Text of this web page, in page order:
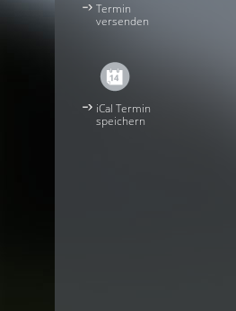
Termin
versenden
iCal Termin
speichern